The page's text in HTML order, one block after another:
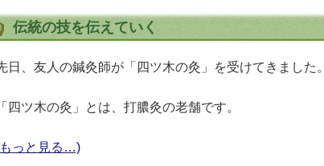
伝統の技を伝えていく
日、友人の鍼灸師が「四ツ木の灸」を受けてきました。
「四ツ木の灸」とは、打膿灸の老舗です。
っと見る…)